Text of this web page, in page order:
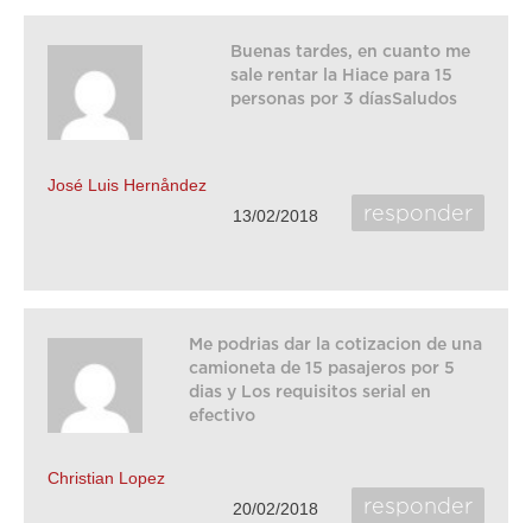
José Luis Hernåndez
Buenas tardes, en cuanto me
sale rentar la Hiace para 15
personas por 3 díasSaludos
responder
13/02/2018
Christian Lopez
Me podrias dar la cotizacion de una
camioneta de 15 pasajeros por 5
dias y Los requisitos serial en
efectivo
responder
20/02/2018